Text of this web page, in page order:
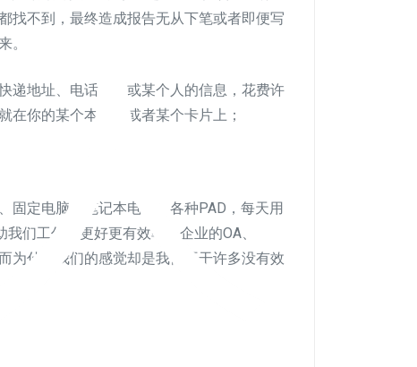
找不到，最终造成报告无从下笔或者即便写
。
递地址、电话号码或某个人的信息，花费许
在你的某个本子上或者某个卡片上；
固定电脑、笔记本电脑、各种PAD，每天用
们工作的更好更有效率，企业的OA、
为什么我们的感觉却是我们再干许多没有效